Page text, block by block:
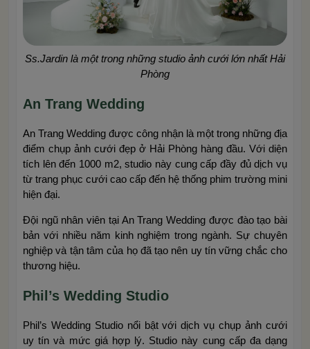
Ss.Jardin là một trong những studio ảnh cưới lớn nhất Hải
Phòng
An Trang Wedding
An Trang Wedding được công nhận là một trong những địa
điểm chụp ảnh cưới đẹp ở Hải Phòng hàng đầu. Với diện
tích lên đến 1000 m2, studio này cung cấp đầy đủ dịch vụ
từ trang phục cưới cao cấp đến hệ thống phim trường mini
hiện đại.
Đội ngũ nhân viên tại An Trang Wedding được đào tạo bài
bản với nhiều năm kinh nghiệm trong ngành. Sự chuyên
nghiệp và tận tâm của họ đã tạo nên uy tín vững chắc cho
thương hiệu.
Phil’s Wedding Studio
Phil’s Wedding Studio nổi bật với dịch vụ chụp ảnh cưới
uy tín và mức giá hợp lý. Studio này cung cấp đa dạng